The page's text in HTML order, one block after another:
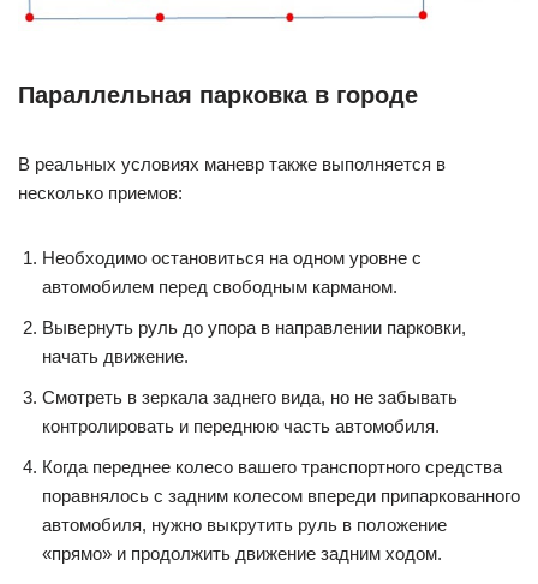
Параллельная парковка в городе
В реальных условиях маневр также выполняется в
несколько приемов:
Необходимо остановиться на одном уровне с
автомобилем перед свободным карманом.
Вывернуть руль до упора в направлении парковки,
начать движение.
Смотреть в зеркала заднего вида, но не забывать
контролировать и переднюю часть автомобиля.
Когда переднее колесо вашего транспортного средства
поравнялось с задним колесом впереди припаркованного
автомобиля, нужно выкрутить руль в положение
«прямо» и продолжить движение задним ходом.